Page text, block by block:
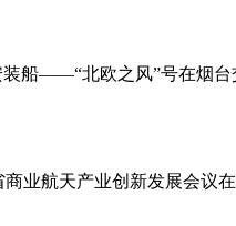
船——“北欧之风”号在烟
业航天产业创新发展会